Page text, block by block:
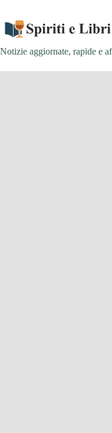
contenuto
Notizie aggiornate, rapide e